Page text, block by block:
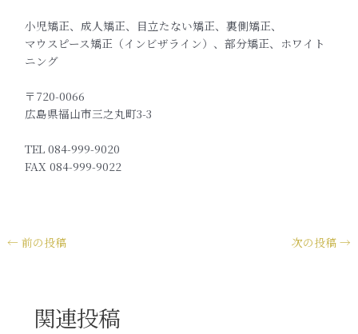
小児矯正、成人矯正、目立たない矯正、裏側矯正、
マウスピース矯正（インビザライン）、部分矯正、ホワイト
ニング
〒720-0066
広島県福山市三之丸町3-3
TEL 084-999-9020
FAX 084-999-9022
← 前の投稿 次の投稿 →
関連投稿